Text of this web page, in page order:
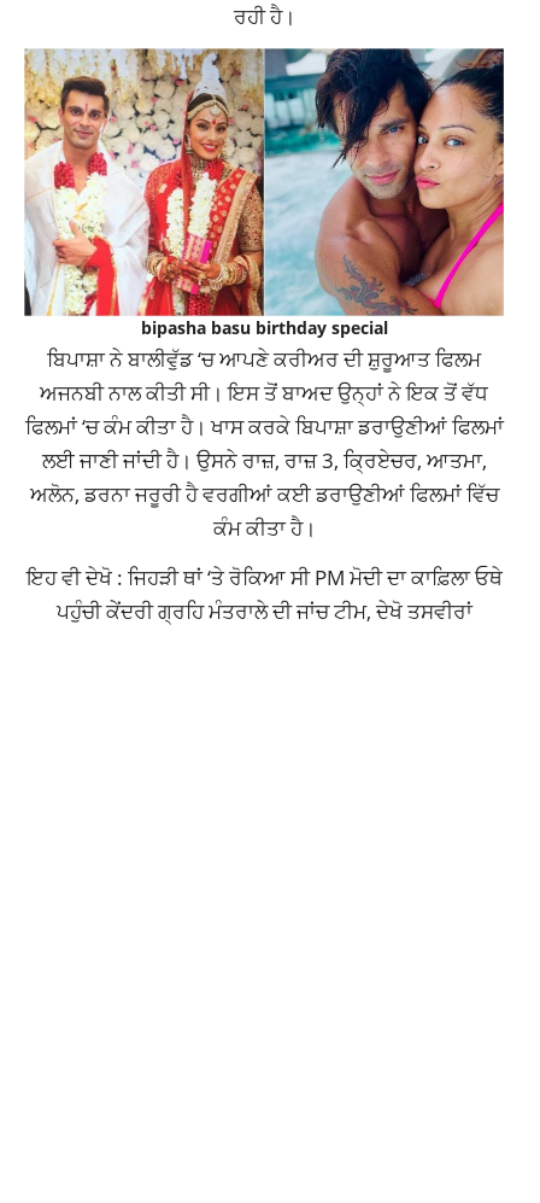
ਰਹੀ ਹੈ।
bipasha basu birthday special
ਬਿਪਾਸ਼ਾ ਨੇ ਬਾਲੀਵੁੱਡ ‘ਚ ਆਪਣੇ ਕਰੀਅਰ ਦੀ ਸ਼ੁਰੂਆਤ ਫਿਲਮ
ਅਜਨਬੀ ਨਾਲ ਕੀਤੀ ਸੀ। ਇਸ ਤੋਂ ਬਾਅਦ ਉਨ੍ਹਾਂ ਨੇ ਇਕ ਤੋਂ ਵੱਧ
ਫਿਲਮਾਂ ‘ਚ ਕੰਮ ਕੀਤਾ ਹੈ। ਖਾਸ ਕਰਕੇ ਬਿਪਾਸ਼ਾ ਡਰਾਉਣੀਆਂ ਫਿਲਮਾਂ
ਲਈ ਜਾਣੀ ਜਾਂਦੀ ਹੈ। ਉਸਨੇ ਰਾਜ਼, ਰਾਜ਼ 3, ਕ੍ਰਿਏਚਰ, ਆਤਮਾ,
ਅਲੋਨ, ਡਰਨਾ ਜਰੂਰੀ ਹੈ ਵਰਗੀਆਂ ਕਈ ਡਰਾਉਣੀਆਂ ਫਿਲਮਾਂ ਵਿੱਚ
ਕੰਮ ਕੀਤਾ ਹੈ।
ਇਹ ਵੀ ਦੇਖੋ : ਜਿਹੜੀ ਥਾਂ ‘ਤੇ ਰੋਕਿਆ ਸੀ PM ਮੋਦੀ ਦਾ ਕਾਫ਼ਿਲਾ ਓਥੇ
ਪਹੁੰਚੀ ਕੇਂਦਰੀ ਗ੍ਰਹਿ ਮੰਤਰਾਲੇ ਦੀ ਜਾਂਚ ਟੀਮ, ਦੇਖੋ ਤਸਵੀਰਾਂ